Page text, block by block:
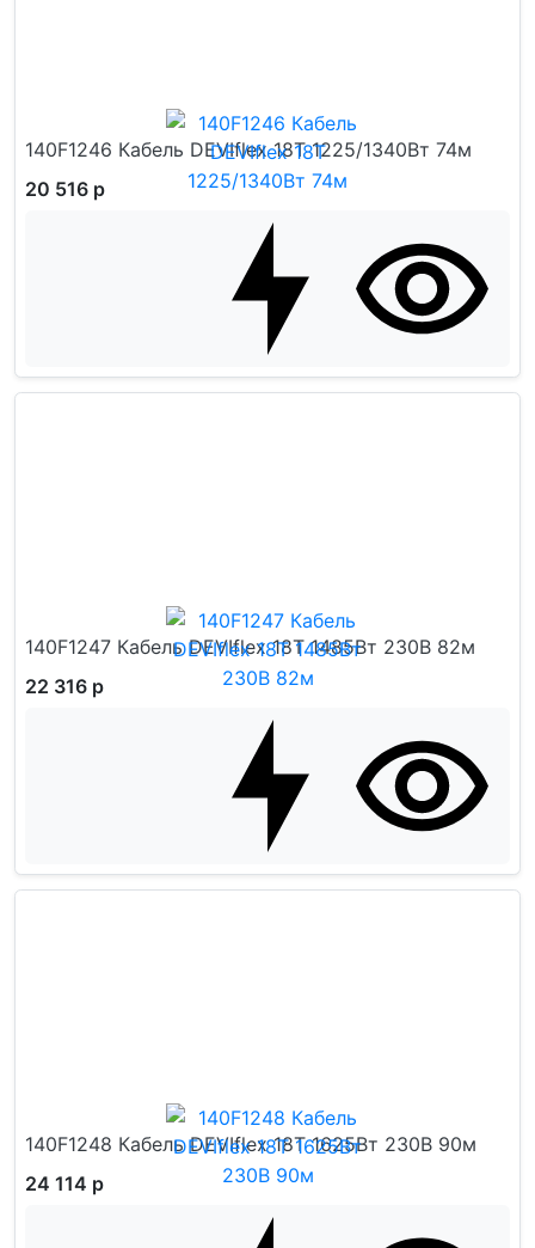
140F1246 Кабель DEVIflex 18T 1225/1340Вт 74м
20 516 р
140F1247 Кабель DEVIflex 18T 1485Вт 230В 82м
22 316 р
140F1248 Кабель DEVIflex 18T 1625Вт 230В 90м
24 114 р